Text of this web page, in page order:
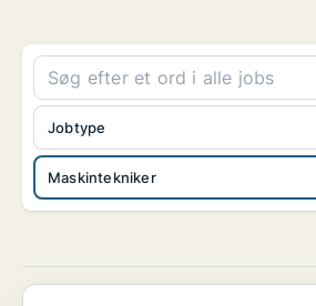
Maskintekniker
Jobtype
CNC-Industritekniker til Fræsning –